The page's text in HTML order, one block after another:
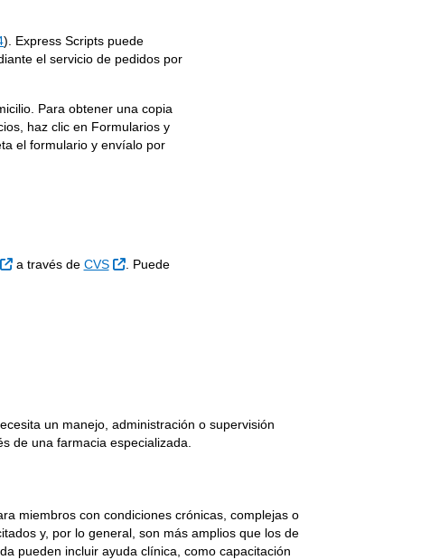
). Express Scripts puede
el servicio de pedidos por
Para obtener una copia
haz clic en Formularios y
el formulario y envíalo por
Sitio Externo
a través de CVS Sitio Externo
. Puede
un manejo, administración o supervisión
de una farmacia especializada.
miembros con condiciones crónicas, complejas o
y, por lo general, son más amplios que los de
pueden incluir ayuda clínica, como capacitación